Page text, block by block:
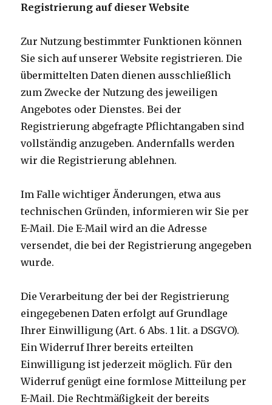
Registrierung auf dieser Website
Zur Nutzung bestimmter Funktionen können
Sie sich auf unserer Website registrieren. Die
übermittelten Daten dienen ausschließlich
zum Zwecke der Nutzung des jeweiligen
Angebotes oder Dienstes. Bei der
Registrierung abgefragte Pflichtangaben sind
vollständig anzugeben. Andernfalls werden
wir die Registrierung ablehnen.
Im Falle wichtiger Änderungen, etwa aus
technischen Gründen, informieren wir Sie per
E-Mail. Die E-Mail wird an die Adresse
versendet, die bei der Registrierung angegeben
wurde.
Die Verarbeitung der bei der Registrierung
eingegebenen Daten erfolgt auf Grundlage
Ihrer Einwilligung (Art. 6 Abs. 1 lit. a DSGVO).
Ein Widerruf Ihrer bereits erteilten
Einwilligung ist jederzeit möglich. Für den
Widerruf genügt eine formlose Mitteilung per
E-Mail. Die Rechtmäßigkeit der bereits